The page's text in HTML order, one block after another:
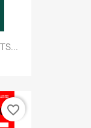
favorite_border